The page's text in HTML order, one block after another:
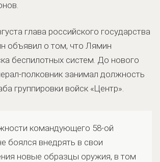
глава российского государства
объявил о том, что Лямин
беспилотных систем. До нового
полковник занимал должность
группировки войск «Центр».
командующего 58-ой
боялся внедрять в свои
новые образцы оружия, в том